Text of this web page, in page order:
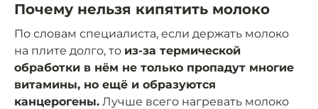
Почему нельзя кипятить молоко
По словам специалиста, если держать молоко
на плите долго, то из-за термической
обработки в нём не только пропадут многие
витамины, но ещё и образуются
канцерогены. Лучше всего нагревать молоко